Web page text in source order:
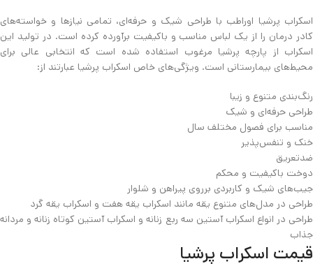
اسکراب پرشیا اوراطب با طراحی شیک و حرفه‌ای، تمامی نیازها و خواسته‌های
کادر درمان را از یک لباس مناسب و باکیفیت برآورده کرده است. در تولید این
اسکراب از پارچه پرشیا مرغوب استفاده شده است که انتخابی عالی برای
محیط‌های بیمارستانی است. ویژگی‌های خاص اسکراب پرشیا عبارتند از:
رنگ‌بندی متنوع و زیبا
طراحی حرفه‌ای و شیک
مناسب برای فصول مختلف سال
خنک و تنفس‌پذیر
ضدتعریق
دوخت باکیفیت و محکم
جیب‌های شیک و کاربردی برروی پیراهن و شلوار
طراحی در مدل‌های متنوع یقه مانند اسکراب یقه هفت و اسکراب یقه گرد
طراحی در انواع اسکراب آستین سه ربع زنانه و اسکراب آستین کوتاه زنانه و مردانه
جذاب
قیمت اسکراب پرشیا